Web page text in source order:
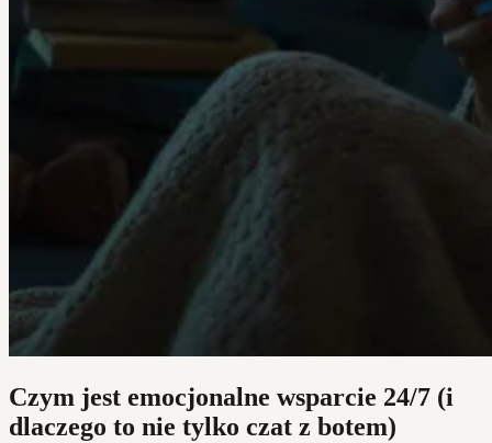
Czym jest emocjonalne wsparcie 24/7 (i
dlaczego to nie tylko czat z botem)